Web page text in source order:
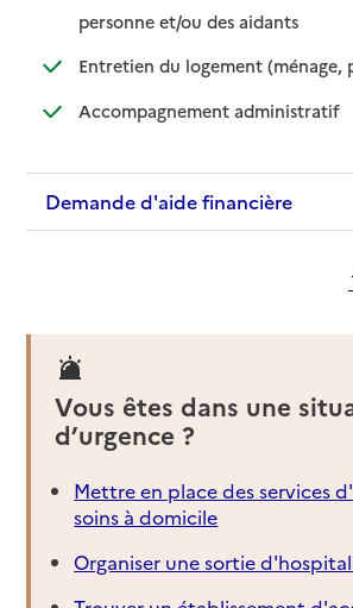
personne et/ou des aidants: disponible
: non
Entretien du logement (ménage,
Accompagnement administratif
:
: non
Demande d'aide financière
Vous êtes dans une
d’urgence ?
Mettre en place des services
soins à domicile
Organiser une sortie